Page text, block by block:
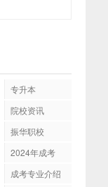
专升本
院校资讯
振华职校
2024年成考
成考专业介绍